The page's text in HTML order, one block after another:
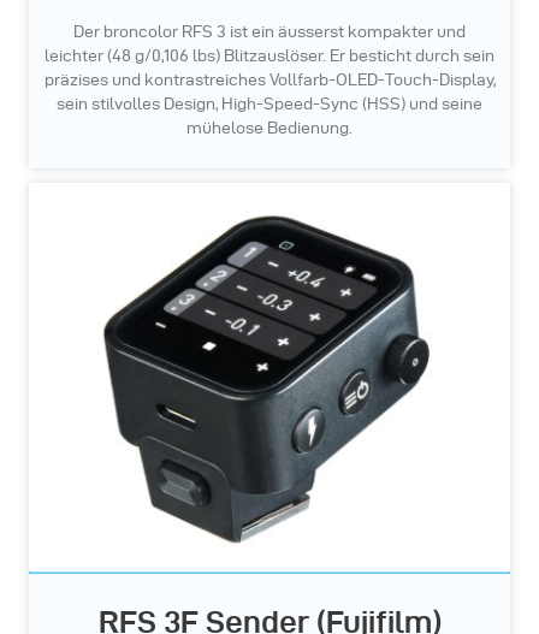
Der broncolor RFS 3 ist ein äusserst kompakter und
leichter (48 g/0,106 lbs) Blitzauslöser. Er besticht durch sein
präzises und kontrastreiches Vollfarb-OLED-Touch-Display,
sein stilvolles Design, High-Speed-Sync (HSS) und seine
mühelose Bedienung.
RFS 3F Sender (Fujifilm)